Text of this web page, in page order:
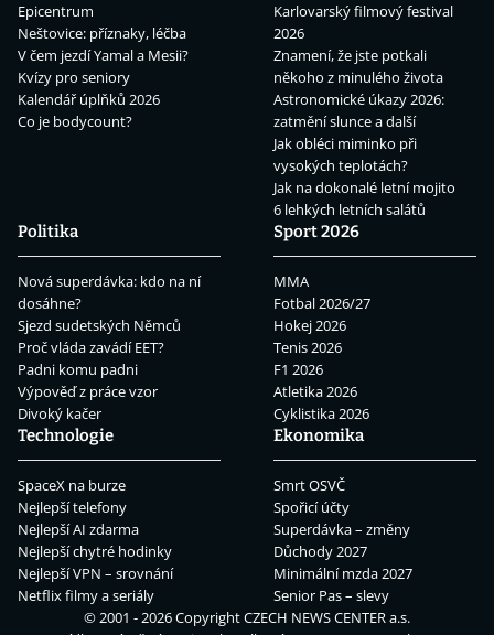
Epicentrum
Neštovice: příznaky, léčba
V čem jezdí Yamal a Mesii?
Kvízy pro seniory
Kalendář úplňků 2026
Co je bodycount?
Karlovarský filmový festival
2026
Znamení, že jste potkali
někoho z minulého života
Astronomické úkazy 2026:
zatmění slunce a další
Jak obléci miminko při
vysokých teplotách?
Jak na dokonalé letní mojito
6 lehkých letních salátů
Politika
Nová superdávka: kdo na ní
dosáhne?
Sjezd sudetských Němců
Proč vláda zavádí EET?
Padni komu padni
Výpověď z práce vzor
Divoký kačer
Sport 2026
MMA
Fotbal 2026/27
Hokej 2026
Tenis 2026
F1 2026
Atletika 2026
Cyklistika 2026
Technologie
SpaceX na burze
Nejlepší telefony
Nejlepší AI zdarma
Nejlepší chytré hodinky
Nejlepší VPN – srovnání
Netflix filmy a seriály
Ekonomika
Smrt OSVČ
Spořicí účty
Superdávka – změny
Důchody 2027
Minimální mzda 2027
Senior Pas – slevy
© 2001 - 2026 CopyrightCZECH NEWS CENTER a.s.